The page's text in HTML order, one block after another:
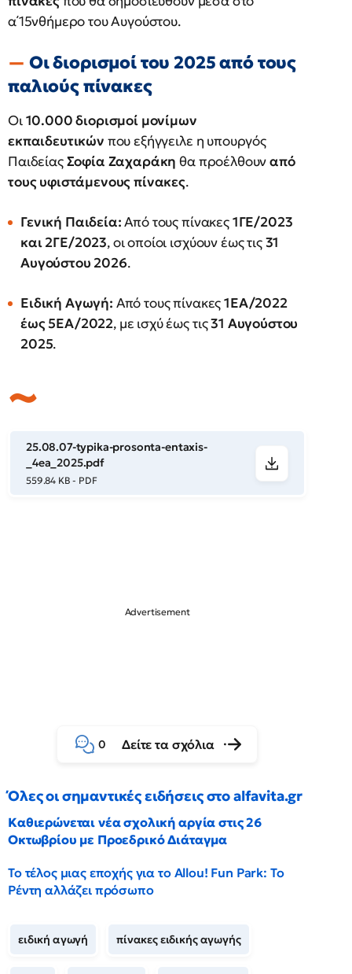
α΄15νθήμερο του Αυγούστου.
Οι διορισμοί του 2025 από τους
παλιούς πίνακες
Οι10.000 διορισμοί μονίμων
εκπαιδευτικών που εξήγγειλε η υπουργός
ΠαιδείαςΣοφία Ζαχαράκη θα προέλθουναπό
τους υφιστάμενους πίνακες.
Γενική Παιδεία:Από τους πίνακες1ΓΕ/2023
και 2ΓΕ/2023, οι οποίοι ισχύουν έως τις31
Αυγούστου 2026.
Ειδική Αγωγή: Από τους πίνακες1ΕΑ/2022
έως 5ΕΑ/2022, με ισχύ έως τις31 Αυγούστου
2025.
25.08.07-typika-prosonta-entaxis-
_4ea_2025.pdf
559.84 KB - PDF
0 Δείτε τα σχόλια
Όλες οι σημαντικές ειδήσεις στο alfavita.gr
Καθιερώνεται νέα σχολική αργία στις 26
Οκτωβρίου με Προεδρικό Διάταγμα
Το τέλος μιας εποχής για το Allou! Fun Park: Το
Ρέντη αλλάζει πρόσωπο
ειδική αγωγή πίνακες ειδικής αγωγής